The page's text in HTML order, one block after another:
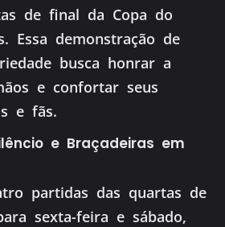
de final da Copa do
Essa demonstração de
busca honrar a
e confortar seus
e fãs.
e Braçadeiras em
partidas das quartas de
sexta-feira e sábado,